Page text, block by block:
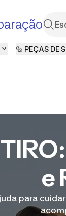
🔩 PEÇAS DE
e
para